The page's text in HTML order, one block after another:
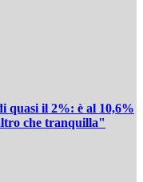
quasi il 2%: è al 10,6%
che tranquilla"